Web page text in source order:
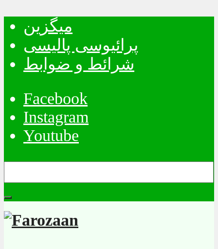
میگزین
پرائیوسی پالیسی
شرائط و ضوابط
Facebook
Instagram
Youtube